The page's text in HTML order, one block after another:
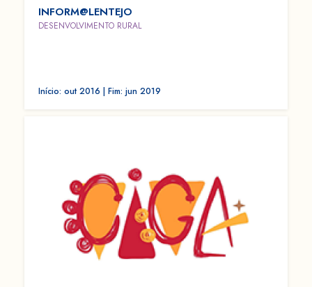
INFORM@LENTEJO
DESENVOLVIMENTO RURAL
Início: out 2016 | Fim: jun 2019